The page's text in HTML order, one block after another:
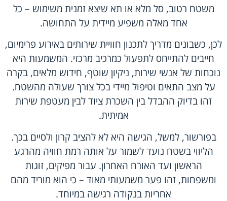
משטח רטוב, סל מלא או תא שיצא זמנית משימוש – כל
אחד מאלה משפיע מיידית על התחושה.
לכן, כשבונים מדריך לתכנון חוויית שירותים באירוע פרימיום,
חייבים להתייחס לתפעול כמרכיב מרכזי. המשמעות היא
נוכחות של אנשי שירות, ניקיון שוטף, חידוש מלאים, בקרה
על מצב התאים וטיפול מיידי בכל צורך שעולה מהשטח.
זהו בדיוק ההבדל בין השכרת ציוד לבין מעטפת שירות
אמיתית.
בפורשור, למשל, הגישה היא לא להציב קרון ולסיים בכך.
הליווי בשטח נועד לשמור על אותה רמת חוויה מהרגע
הראשון ועד האורח האחרון. עבור מפיקים, זוגות
ומשפחות, זהו פער משמעותי מאוד – כי הוא מוריד מהם
אחריות בנקודה רגישה במיוחד.